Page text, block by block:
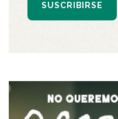
SUSCRIBIRSE